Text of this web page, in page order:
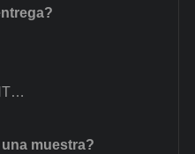
muestra?